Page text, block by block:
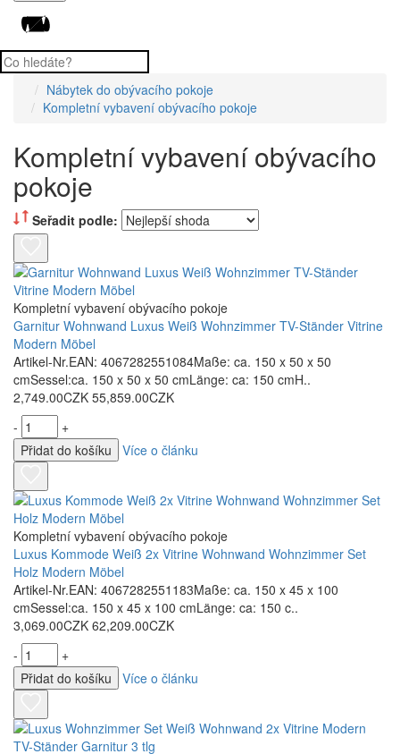
Nábytek do obývacího pokoje
Kompletní vybavení obývacího pokoje
Kompletní vybavení obývacího
pokoje
Seřadit podle:
Kompletní vybavení obývacího pokoje
Garnitur Wohnwand Luxus Weiß Wohnzimmer TV-Ständer Vitrine
Modern Möbel
Artikel-Nr.EAN: 4067282551084Maße: ca. 150 x 50 x 50
cmSessel:ca. 150 x 50 x 50 cmLänge: ca: 150 cmH..
2,749.00CZK 55,859.00CZK
-
+
Přidat do košíku
Více o článku
Kompletní vybavení obývacího pokoje
Luxus Kommode Weiß 2x Vitrine Wohnwand Wohnzimmer Set
Holz Modern Möbel
Artikel-Nr.EAN: 4067282551183Maße: ca. 150 x 45 x 100
cmSessel:ca. 150 x 45 x 100 cmLänge: ca: 150 c..
3,069.00CZK 62,209.00CZK
-
+
Přidat do košíku
Více o článku